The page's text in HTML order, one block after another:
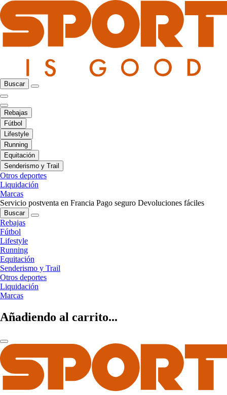
Buscar
Rebajas
Fútbol
Lifestyle
Running
Equitación
Senderismo y Trail
Otros deportes
Liquidación
Marcas
Servicio postventa en Francia Pago seguro Devoluciones fáciles
Buscar
Rebajas
Fútbol
Lifestyle
Running
Equitación
Senderismo y Trail
Otros deportes
Liquidación
Marcas
Añadiendo al carrito...